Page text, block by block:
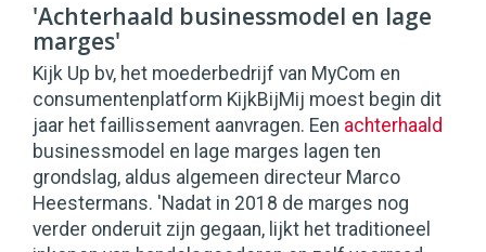
'Achterhaald businessmodel en lage
marges'
Kijk Up bv, het moederbedrijf van MyCom en
consumentenplatform KijkBijMij moest begin dit
jaar het faillissement aanvragen. Een achterhaald
businessmodel en lage marges lagen ten
grondslag, aldus algemeen directeur Marco
Heestermans. 'Nadat in 2018 de marges nog
verder onderuit zijn gegaan, lijkt het traditioneel